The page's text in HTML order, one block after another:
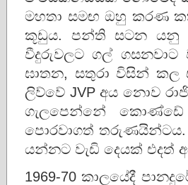
මහතා සමඟ ඔහු කරණ
කූඩුය. පන්ති සටන යනු
වීදුරුවලට ගල් ගසනවාට
ඝාතන, සතුරා විසින් කල
ලිව්වේ JVP අය නොව
ගැලපෙන්නේ
පොරවාගත් තරුණයින්ටය.
යන්නට වැඩි දෙයක් එදත්
1969-70 කාලයේදී